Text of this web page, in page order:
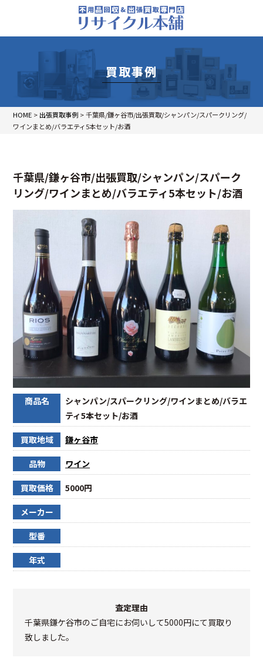
買取事例
HOME > 出張買取事例 >千葉県/鎌ヶ谷市/出張買取/シャンパン/スパークリング/
ワインまとめ/バラエティ5本セット/お酒
千葉県/鎌ヶ谷市/出張買取/シャンパン/スパーク
リング/ワインまとめ/バラエティ5本セット/お酒
商品名
シャンパン/スパークリング/ワインまとめ/バラエ
ティ5本セット/お酒
買取地域 鎌ヶ谷市
品物 ワイン
買取価格 5000円
メーカー
型番
年式
査定理由
千葉県鎌ケ谷市のご自宅にお伺いして5000円にて買取り
致しました。